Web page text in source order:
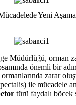
Müdürlüğü, orman
önemli bir
zarar
ile mücadele
türü faydalı böcek